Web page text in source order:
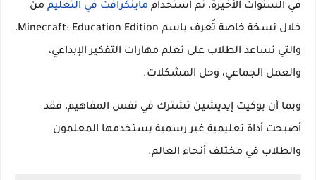
في السنوات الأخيرة، تم استخدام ماينكرافت في التعليم من
خلال نسخة خاصة تُعرف باسم Minecraft: Education Edition،
والتي تساعد الطلاب على تعلم مهارات التفكير الإبداعي،
والعمل الجماعي، وحل المشكلات.
وبما أن بوكيت إيديشين تشترك في نفس المفاهيم، فقد
أصبحت أداة تعليمية غير رسمية يستخدمها المعلمون
والطلاب في مختلف أنحاء العالم.